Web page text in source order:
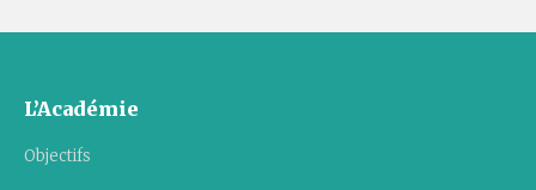
L’Académie
Objectifs